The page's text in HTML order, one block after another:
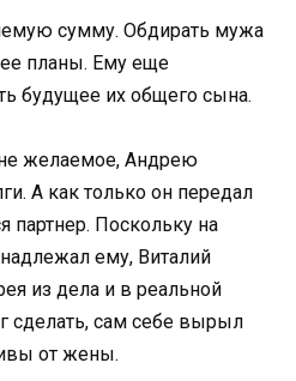
сумму. Обдирать мужа
планы. Ему еще
будущее их общего сына.
желаемое, Андрею
А как только он передал
партнер. Поскольку на
ему, Виталий
из дела и в реальной
сделать, сам себе вырыл
от жены.